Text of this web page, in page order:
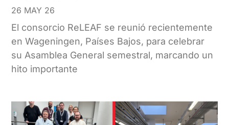
26 MAY 26
El consorcio ReLEAF se reunió recientemente
en Wageningen, Países Bajos, para celebrar
su Asamblea General semestral, marcando un
hito importante